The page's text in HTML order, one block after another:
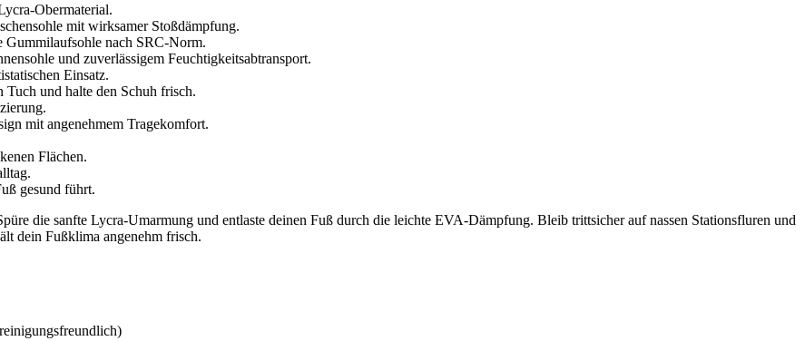
Obermaterial.
mit wirksamer Stoßdämpfung.
Gummilaufsohle nach SRC-Norm.
und zuverlässigem Feuchtigkeitsabtransport.
Einsatz.
Tuch und halte den Schuh frisch.
mit angenehmem Tragekomfort.
Flächen.
gesund führt.
die sanfte Lycra-Umarmung und entlaste deinen Fuß durch die leichte EVA-Dämpfung. Bleib trittsicher auf nassen Stationsfluren und
dein Fußklima angenehm frisch.